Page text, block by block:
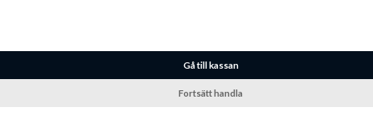
Gå till kassan
Fortsätt handla